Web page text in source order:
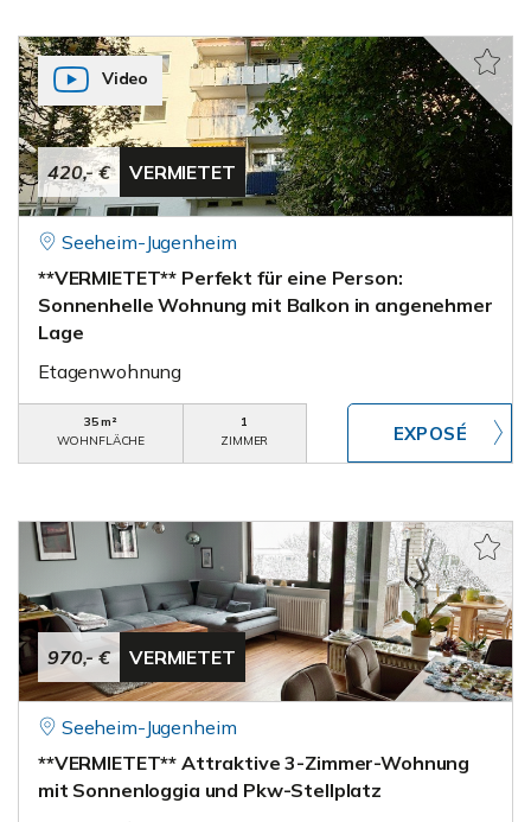
420,- € VERMIETET
Video
Seeheim-Jugenheim
**VERMIETET** Perfekt für eine Person:
Sonnenhelle Wohnung mit Balkon in angenehmer
Lage
Etagenwohnung
35 m²
WOHNFLÄCHE
1
ZIMMER
970,- € VERMIETET
Seeheim-Jugenheim
**VERMIETET** Attraktive 3-Zimmer-Wohnung
mit Sonnenloggia und Pkw-Stellplatz